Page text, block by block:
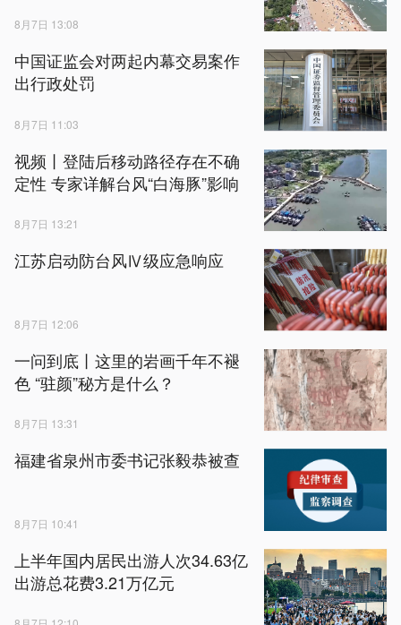
8月7日 13:08
中国证监会对两起内幕交易案作
出行政处罚
8月7日 11:03
视频丨登陆后移动路径存在不确
定性 专家详解台风“白海豚”影响
8月7日 13:21
江苏启动防台风Ⅳ级应急响应
8月7日 12:06
一问到底丨这里的岩画千年不褪
色 “驻颜”秘方是什么？
8月7日 13:31
福建省泉州市委书记张毅恭被查
8月7日 10:41
上半年国内居民出游人次34.63亿
出游总花费3.21万亿元